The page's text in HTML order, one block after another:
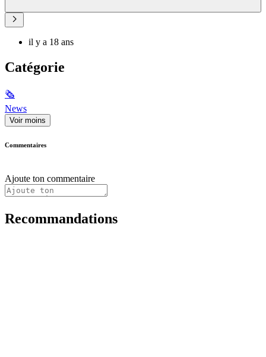
il y a 18 ans
Catégorie
🗞
News
Voir moins
Commentaires
Ajoute ton commentaire
Recommandations